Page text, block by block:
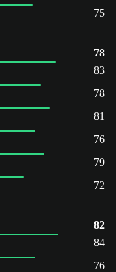
75
78
83
78
81
76
79
72
82
84
76